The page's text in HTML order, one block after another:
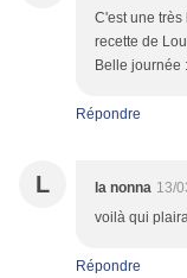
C'est une
recette de
Belle journée
Répondre
L la nonna 13/
voilà qui
Répondre